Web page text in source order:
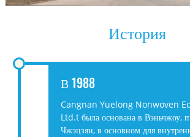
История
В 1988
Cangnan Yuelong Nonwoven
Ltd.t была основана в Вэньчжоу,
Чжэцзян, в основном для